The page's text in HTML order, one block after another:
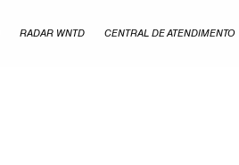
RADAR WNTD CENTRAL DE ATENDIMENTO